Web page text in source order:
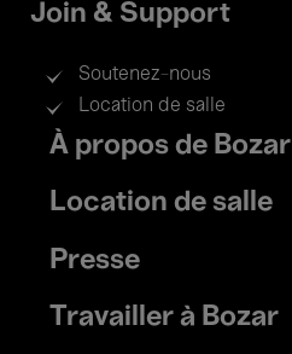
Join & Support
Soutenez-nous
Location de salle
Footer
menu
À propos de Bozar
Location de salle
Presse
Travailler à Bozar